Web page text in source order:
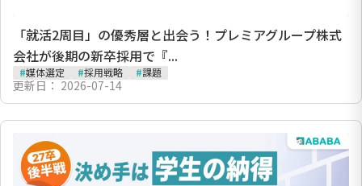
「就活2周目」の優秀層と出会う！プレミアグループ株式
会社が後期の新卒採用で『...
#媒体選定 #採用戦略 #課題
更新日： 2026-07-14